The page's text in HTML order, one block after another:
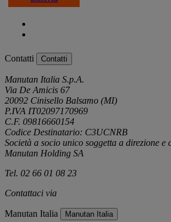
Contatti Contatti
Manutan Italia S.p.A.
Via De Amicis 67
20092 Cinisello Balsamo (MI)
P.IVA IT02097170969
C.F. 09816660154
Codice Destinatario: C3UCNRB
Società a socio unico soggetta a direzione e
Manutan Holding SA
Tel. 02 66 01 08 23
Contattaci via
Manutan Italia Manutan Italia